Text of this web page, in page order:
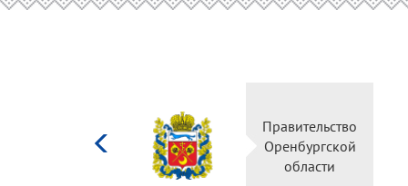
Министерство
культуры
Российской
федерации